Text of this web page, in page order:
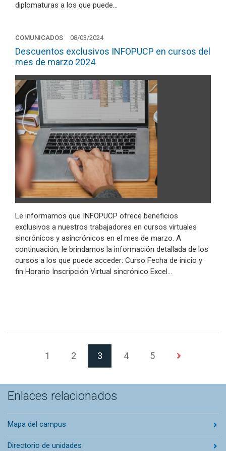
diplomaturas a los que puede…
COMUNICADOS 08/03/2024
Descuentos exclusivos INFOPUCP en cursos del
mes de marzo 2024
Le informamos que INFOPUCP ofrece beneficios
exclusivos a nuestros trabajadores en cursos virtuales
sincrónicos y asincrónicos en el mes de marzo. A
continuación, le brindamos la información detallada de los
cursos a los que puede acceder: Curso Fecha de inicio y
fin Horario Inscripción Virtual sincrónico Excel…
1 2 3 (Página actual)
4 5 ›Siguiente
Enlaces relacionados
Mapa del campus
Directorio de unidades